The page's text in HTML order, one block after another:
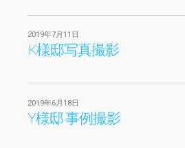
2019年7月11日
K様邸写真撮影
2019年6月18日
Y様邸 事例撮影